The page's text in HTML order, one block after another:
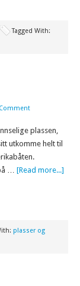
Tagged With:
plassen,
utkomme helt til
… [Read more...]
plasser og